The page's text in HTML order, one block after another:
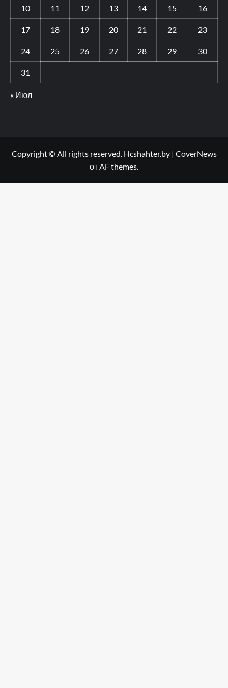
10 11 12 13 14 15 16
17 18 19 20 21 22 23
24 25 26 27 28 29 30
31
« Июл
Copyright © All rights reserved. Hcshahter.by | CoverNews
от AF themes.